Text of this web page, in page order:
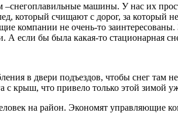
машины. У нас их
который счищают с дорог, за который
компании не очень-то
бы была какая-то стационарная
в двери подъездов, чтобы снег там
крыш, что привело только этой зимой
на район. Экономят управляющие